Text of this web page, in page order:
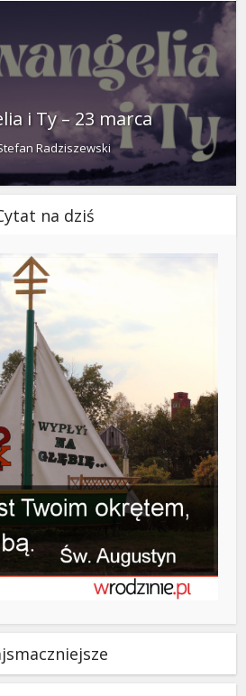
i Ty – 23 marca
Radziszewski
na dziś